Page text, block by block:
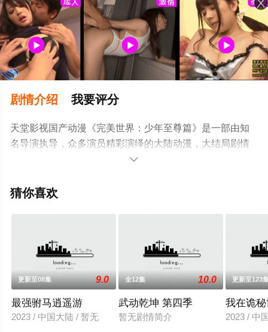
剧情介绍 我要评分
天堂影视国产动漫《完美世界：少年至尊篇》是一部由知
名导演执导，众多演员精彩演绎的大陆动漫，大结局剧情
已揭晓（已完结），手机免费观看高清未删减完整版动漫
电视猫或剧情网等平台了解。

猜你喜欢
更新至08集 9.0
最强驸马逍遥游
2023 / 中国大陆 / 暂无
全12集 10.0
武动乾坤 第四季
暂无剧情简介
更新至123
我在诡
2023 / 中